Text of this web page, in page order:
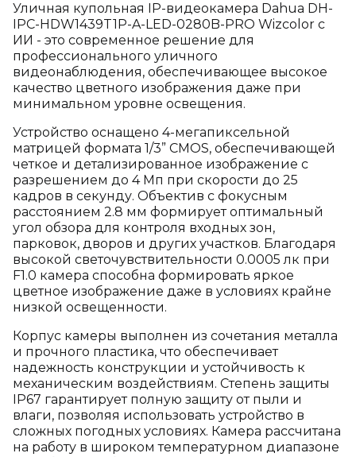
Уличная купольная IP-видеокамера Dahua DH-
IPC-HDW1439T1P-A-LED-0280B-PRO Wizcolor с
ИИ - это современное решение для
профессионального уличного
видеонаблюдения, обеспечивающее высокое
качество цветного изображения даже при
минимальном уровне освещения.
Устройство оснащено 4-мегапиксельной
матрицей формата 1/3” CMOS, обеспечивающей
четкое и детализированное изображение с
разрешением до 4 Мп при скорости до 25
кадров в секунду. Объектив с фокусным
расстоянием 2.8 мм формирует оптимальный
угол обзора для контроля входных зон,
парковок, дворов и других участков. Благодаря
высокой светочувствительности 0.0005 лк при
F1.0 камера способна формировать яркое
цветное изображение даже в условиях крайне
низкой освещенности.
Корпус камеры выполнен из сочетания металла
и прочного пластика, что обеспечивает
надежность конструкции и устойчивость к
механическим воздействиям. Степень защиты
IP67 гарантирует полную защиту от пыли и
влаги, позволяя использовать устройство в
сложных погодных условиях. Камера рассчитана
на работу в широком температурном диапазоне